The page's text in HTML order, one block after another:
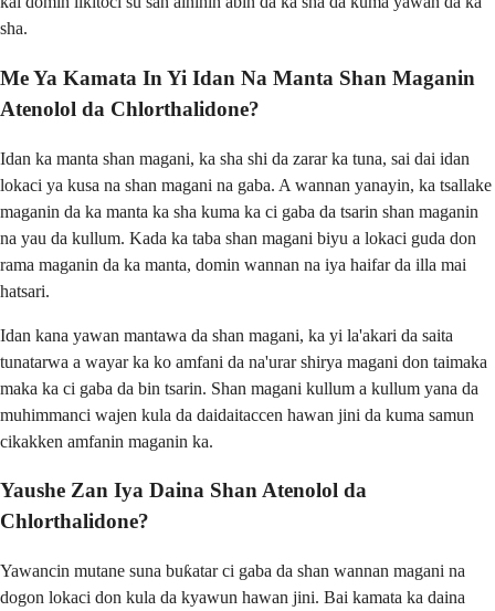
sha.
Me Ya Kamata In Yi Idan Na Manta Shan Maganin
Atenolol da Chlorthalidone?
Idan ka manta shan magani, ka sha shi da zarar ka tuna, sai dai idan
lokaci ya kusa na shan magani na gaba. A wannan yanayin, ka tsallake
maganin da ka manta ka sha kuma ka ci gaba da tsarin shan maganin
na yau da kullum. Kada ka taba shan magani biyu a lokaci guda don
rama maganin da ka manta, domin wannan na iya haifar da illa mai
hatsari.
Idan kana yawan mantawa da shan magani, ka yi la'akari da saita
tunatarwa a wayar ka ko amfani da na'urar shirya magani don taimaka
maka ka ci gaba da bin tsarin. Shan magani kullum a kullum yana da
muhimmanci wajen kula da daidaitaccen hawan jini da kuma samun
cikakken amfanin maganin ka.
Yaushe Zan Iya Daina Shan Atenolol da
Chlorthalidone?
Yawancin mutane suna buƙatar ci gaba da shan wannan magani na
dogon lokaci don kula da kyawun hawan jini. Bai kamata ka daina